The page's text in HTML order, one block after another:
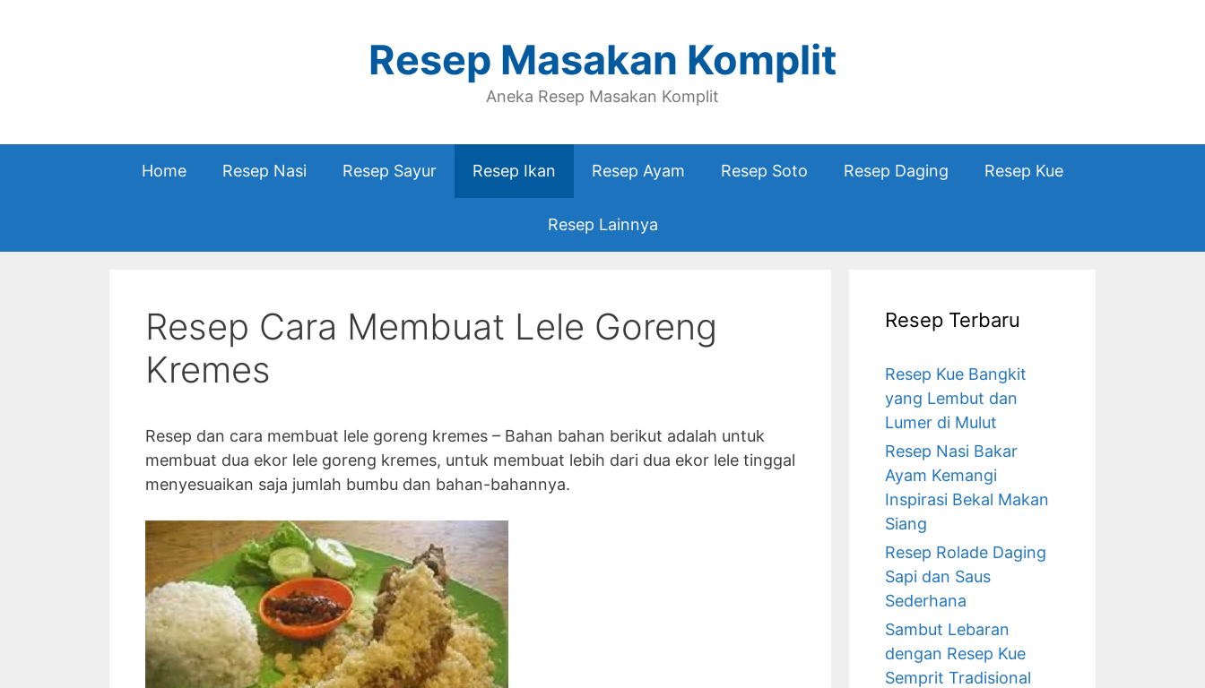
Resep Masakan Komplit
Aneka Resep Masakan Komplit
Home Resep Nasi Resep Sayur Resep Ikan Resep Ayam Resep Soto Resep Daging Resep Kue
Resep Lainnya
Resep Cara Membuat Lele Goreng
Kremes
Resep dan cara membuat lele goreng kremes – Bahan bahan berikut adalah untuk
membuat dua ekor lele goreng kremes, untuk membuat lebih dari dua ekor lele tinggal
menyesuaikan saja jumlah bumbu dan bahan-bahannya.
Resep Terbaru
Resep Kue Bangkit
yang Lembut dan
Lumer di Mulut
Resep Nasi Bakar
Ayam Kemangi
Inspirasi Bekal Makan
Siang
Resep Rolade Daging
Sapi dan Saus
Sederhana
Sambut Lebaran
dengan Resep Kue
Semprit Tradisional